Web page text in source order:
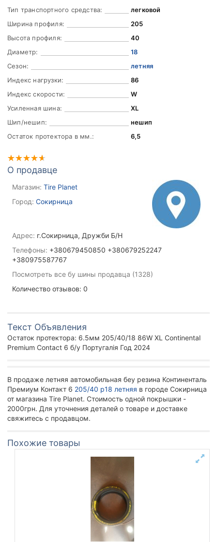
Тип транспортного средства:
легковой
Ширина профиля:
205
Высота профиля:
40
Диаметр:
18
Сезон:
летняя
Индекс нагрузки:
86
Индекс скорости:
W
Усиленная шина:
XL
Шип/нешип:
нешип
Остаток протектора в мм.:
6,5
О продавце
Магазин: Tire Planet
Город: Сокирница
Адрес: г.Сокирница, Дружби Б/Н
Телефоны: +380679450850 +380679252247
+380975587767
Посмотреть все бу шины продавца (1328)
Количество отзывов: 0
Текст Объявления
Остаток протектора: 6.5мм 205/40/18 86W XL Continental
Premium Contact 6 б/у Португалія Год 2024
В продаже летняя автомобильная беу резина Континенталь
Премиум Контакт 6 205/40 р18 летняя в городе Сокирница
от магазина Tire Planet. Стоимость одной покрышки -
2000грн. Для уточнения деталей о товаре и доставке
свяжитесь с продавцом.
Похожие товары